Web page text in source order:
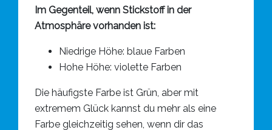
Im Gegenteil, wenn Stickstoff in der
Atmosphäre vorhanden ist:
Niedrige Höhe: blaue Farben
Hohe Höhe: violette Farben
Die häufigste Farbe ist Grün, aber mit
extremem Glück kannst du mehr als eine
Farbe gleichzeitig sehen, wenn dir das